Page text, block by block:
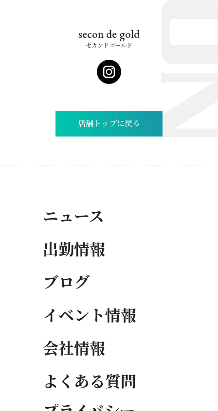
secon de gold
セカンドゴールド
店舗トップに戻る
ニュース
出勤情報
ブログ
イベント情報
会社情報
よくある質問